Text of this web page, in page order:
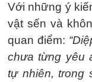
Với những ý
vật sến và
quan điểm:
chưa từng yêu
tự nhiên, trong